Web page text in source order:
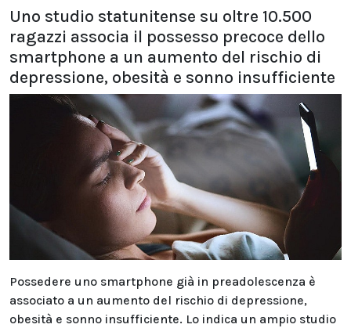
Uno studio statunitense su oltre 10.500
ragazzi associa il possesso precoce dello
smartphone a un aumento del rischio di
depressione, obesità e sonno insufficiente
Possedere uno smartphone già in preadolescenza è
associato a un aumento del rischio di depressione,
obesità e sonno insufficiente. Lo indica un ampio studio